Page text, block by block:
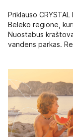
Priklauso
Beleko regione,
Nuostabus
vandens parkas.